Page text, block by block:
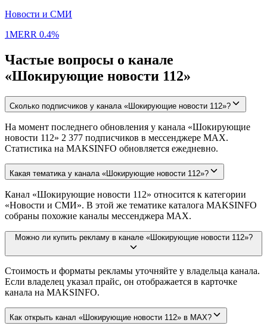
Новости и СМИ
1MERR 0.4%
Частые вопросы о канале
«Шокирующие новости 112»
Сколько подписчиков у канала «Шокирующие новости 112»?
На момент последнего обновления у канала «Шокирующие
новости 112» 2 377 подписчиков в мессенджере MAX.
Статистика на MAKSINFO обновляется ежедневно.
Какая тематика у канала «Шокирующие новости 112»?
Канал «Шокирующие новости 112» относится к категории
«Новости и СМИ». В этой же тематике каталога MAKSINFO
собраны похожие каналы мессенджера MAX.
Можно ли купить рекламу в канале «Шокирующие новости 112»?
Стоимость и форматы рекламы уточняйте у владельца канала.
Если владелец указал прайс, он отображается в карточке
канала на MAKSINFO.
Как открыть канал «Шокирующие новости 112» в MAX?